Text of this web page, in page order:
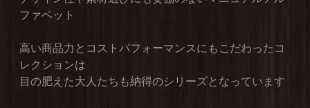
ファベット
高い商品力とコストパフォーマンスにもこだわったコ
レクションは
目の肥えた大人たちも納得のシリーズとなっています